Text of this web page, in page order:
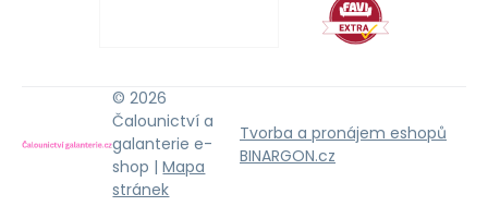
© 2026
Čalounictví a
galanterie e-
shop |Mapa
stránek
Tvorba a pronájem eshopů
BINARGON.cz